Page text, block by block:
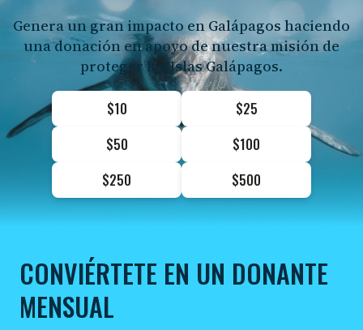
Genera un gran impacto en Galápagos haciendo
una donación en apoyo de nuestra misión de
proteger las Islas Galápagos.
$10
$25
$50
$100
$250
$500
CONVIÉRTETE EN UN DONANTE
MENSUAL